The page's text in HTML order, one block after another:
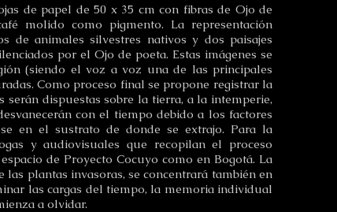
de papel de 50 x 35 cm con fibras de Ojo de
molido como pigmento. La representación
de animales silvestres nativos y dos paisajes
por el Ojo de poeta. Estas imágenes se
(siendo el voz a voz una de las principales
Como proceso final se propone registrar la
serán dispuestas sobre la tierra, a la intemperie,
con el tiempo debido a los factores
en el sustrato de donde se extrajo. Para la
y audiovisuales que recopilan el proceso
de Proyecto Cocuyo como en Bogotá. La
plantas invasoras, se concentrará también en
las cargas del tiempo, la memoria individual
a olvidar.